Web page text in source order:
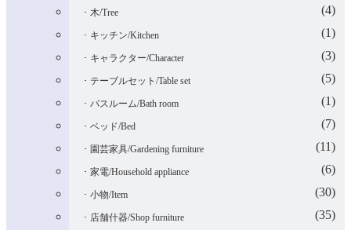
木/Tree (4)
キッチン/Kitchen (1)
キャラクター/Character (3)
テーブルセット/Table set (5)
バスルーム/Bath room (1)
ベッド/Bed (7)
園芸家具/Gardening furniture (11)
家電/Household appliance (6)
小物/Item (30)
店舗什器/Shop furniture (35)